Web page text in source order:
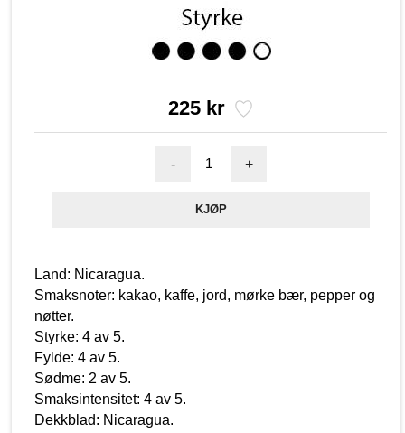
225 kr
- +
Land: Nicaragua.
Smaksnoter: kakao, kaffe, jord, mørke bær, pepper og
nøtter.
Styrke: 4 av 5.
Fylde: 4 av 5.
Sødme: 2 av 5.
Smaksintensitet: 4 av 5.
Dekkblad: Nicaragua.